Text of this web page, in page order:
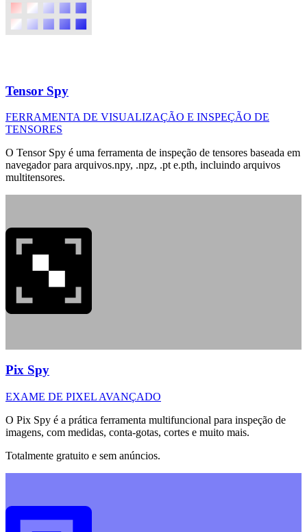
Tensor Spy
FERRAMENTA DE VISUALIZAÇÃO E INSPEÇÃO DE
TENSORES
O Tensor Spy é uma ferramenta de inspeção de tensores baseada em
navegador para arquivos.npy, .npz, .pt e.pth, incluindo arquivos
multitensores.
Pix Spy
EXAME DE PIXEL AVANÇADO
O Pix Spy é a prática ferramenta multifuncional para inspeção de
imagens, com medidas, conta-gotas, cortes e muito mais.
Totalmente gratuito e sem anúncios.